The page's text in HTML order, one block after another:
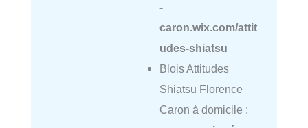
-
caron.wix.com/attit
udes-shiatsu
Blois Attitudes
Shiatsu Florence
Caron à domicile :